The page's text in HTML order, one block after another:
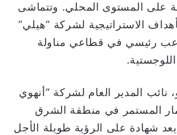
على المستوى المحلي. وتتماشى
الاستراتيجية لشركة “هيلي”
رئيسي في قطاعي مناولة
نائب المدير العام لشركة “أنهوي
المستمر في منطقة الشرق
شهادة على الرؤية طويلة الأجل